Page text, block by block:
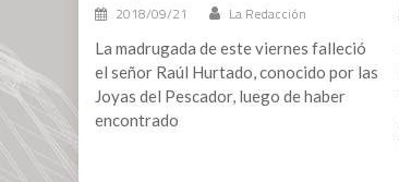
2018/09/21 La Redacción
La madrugada de este viernes falleció
el señor Raúl Hurtado, conocido por las
Joyas del Pescador, luego de haber
encontrado